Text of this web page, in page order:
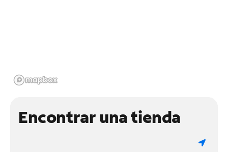
Encontrar una tienda